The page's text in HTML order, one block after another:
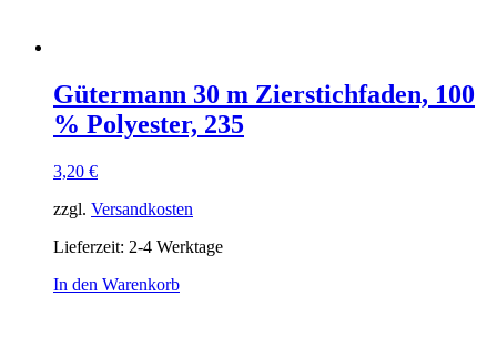
Gütermann 30 m Zierstichfaden, 100
% Polyester, 235
3,20 €
zzgl. Versandkosten
Lieferzeit: 2-4 Werktage
In den Warenkorb